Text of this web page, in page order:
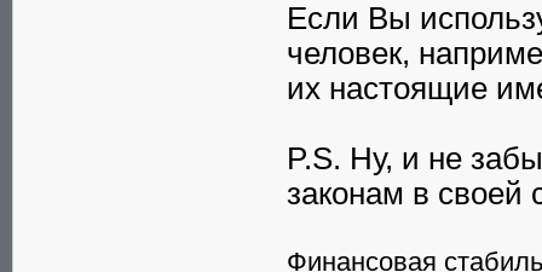
Если Вы
человек,
их настоящие
P.S. Ну, и не
законам в своей
Финансовая